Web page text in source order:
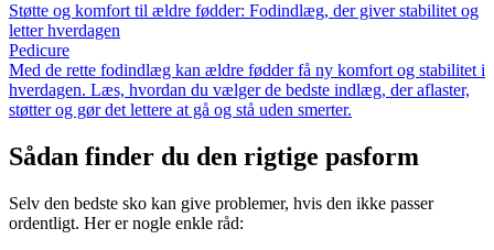
Støtte og komfort til ældre fødder: Fodindlæg, der giver stabilitet og
letter hverdagen
Pedicure
Med de rette fodindlæg kan ældre fødder få ny komfort og stabilitet i
hverdagen. Læs, hvordan du vælger de bedste indlæg, der aflaster,
støtter og gør det lettere at gå og stå uden smerter.
Sådan finder du den rigtige pasform
Selv den bedste sko kan give problemer, hvis den ikke passer
ordentligt. Her er nogle enkle råd: